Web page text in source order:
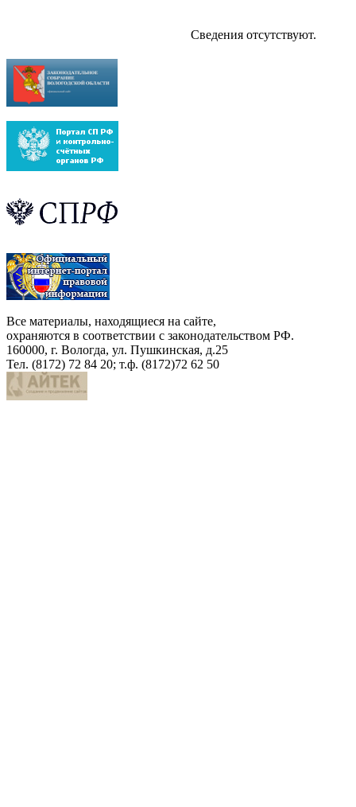
Сведения отсутствуют.
Все материалы, находящиеся на сайте,
охраняются в соответствии с законодательством РФ.
160000, г. Вологда, ул. Пушкинская, д.25
Тел. (8172) 72 84 20; т.ф. (8172)72 62 50